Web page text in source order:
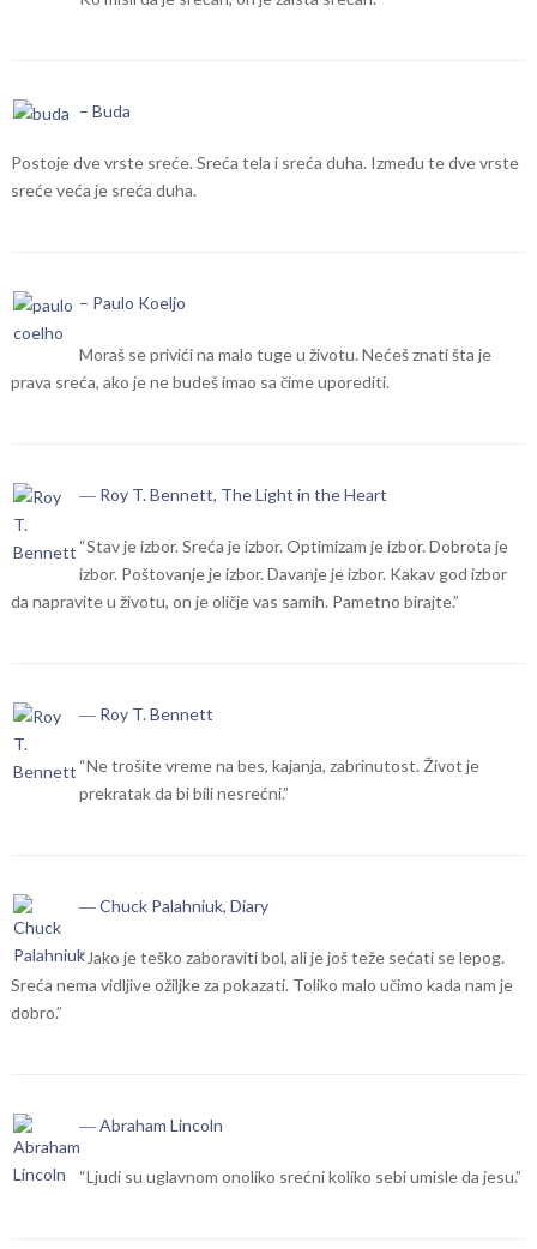
– Buda
Postoje dve vrste sreće. Sreća tela i sreća duha. Između te dve vrste
sreće veća je sreća duha.
– Paulo Koeljo
Moraš se privići na malo tuge u životu. Nećeš znati šta je
prava sreća, ako je ne budeš imao sa čime uporediti.
― Roy T. Bennett, The Light in the Heart
“Stav je izbor. Sreća je izbor. Optimizam je izbor. Dobrota je
izbor. Poštovanje je izbor. Davanje je izbor. Kakav god izbor
da napravite u životu, on je oličje vas samih. Pametno birajte.”
― Roy T. Bennett
“Ne trošite vreme na bes, kajanja, zabrinutost. Život je
prekratak da bi bili nesrećni.”
― Chuck Palahniuk, Diary
“Jako je teško zaboraviti bol, ali je još teže sećati se lepog.
Sreća nema vidljive ožiljke za pokazati. Toliko malo učimo kada nam je
dobro.”
― Abraham Lincoln
“Ljudi su uglavnom onoliko srećni koliko sebi umisle da jesu.”